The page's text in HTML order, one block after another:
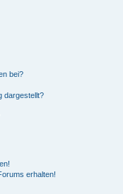
bei?
dargestellt?
erhalten!